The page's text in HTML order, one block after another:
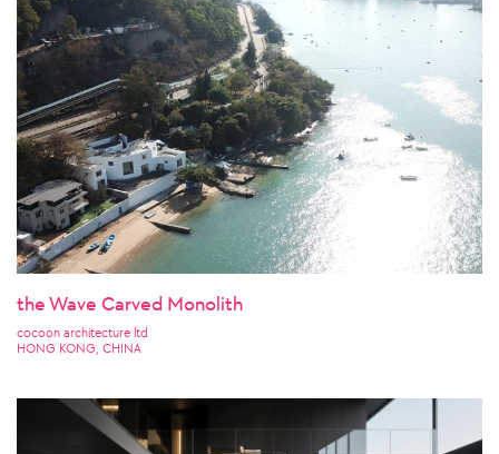
the Wave Carved Monolith
cocoon architecture ltd
HONG KONG, CHINA